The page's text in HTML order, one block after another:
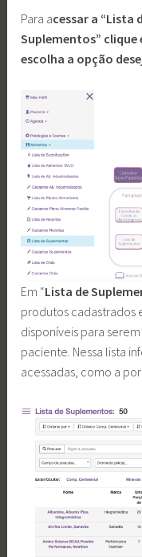
Para acessar a “Lista
Suplementos” clique
escolha a opção
Em “Lista de
produtos cadastrados
disponíveis para
paciente. Nessa lista
acessadas, como a